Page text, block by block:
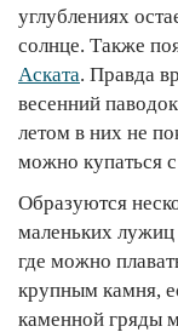
углублениях
солнце. Также
Аската. Правда
весенний
летом в них не
можно купаться
Образуются
маленьких лужиц
где можно
крупным камня,
каменной гряды